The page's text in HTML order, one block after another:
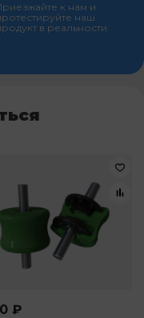
к нам и
наш
в реальности
₽